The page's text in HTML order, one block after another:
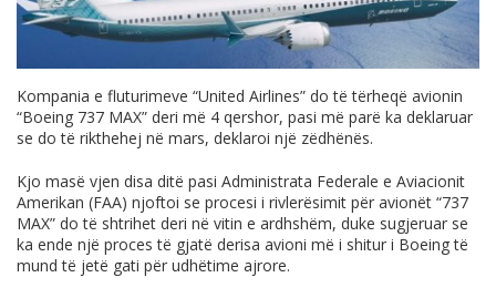
Kompania e fluturimeve “United Airlines” do të tërheqë avionin
“Boeing 737 MAX” deri më 4 qershor, pasi më parë ka deklaruar
se do të rikthehej në mars, deklaroi një zëdhënës.
Kjo masë vjen disa ditë pasi Administrata Federale e Aviacionit
Amerikan (FAA) njoftoi se procesi i rivlerësimit për avionët “737
MAX” do të shtrihet deri në vitin e ardhshëm, duke sugjeruar se
ka ende një proces të gjatë derisa avioni më i shitur i Boeing të
mund të jetë gati për udhëtime ajrore.